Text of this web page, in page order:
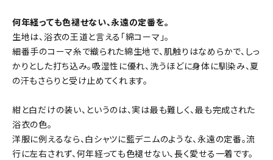
何年経っても色褪せない、永遠の定番を。
生地は、浴衣の王道と言える「綿コーマ」。
細番手のコーマ糸で織られた綿生地で、肌触りはなめらかで、しっ
かりとした打ち込み。吸湿性に優れ、洗うほどに身体に馴染み、夏
の汗もさらりと受け止めてくれます。
紺と白だけの装い、というのは、実は最も難しく、最も完成された
浴衣の色。
洋服に例えるなら、白シャツに藍デニムのような、永遠の定番。流
行に左右されず、何年経っても色褪せない、長く愛せる一着です。